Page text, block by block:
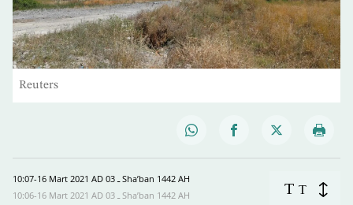
Reuters
10:07-16 Mart 2021 AD ـ 03 Sha’ban 1442 AH
10:06-16 Mart 2021 AD ـ 03 Sha’ban 1442 AH
T T